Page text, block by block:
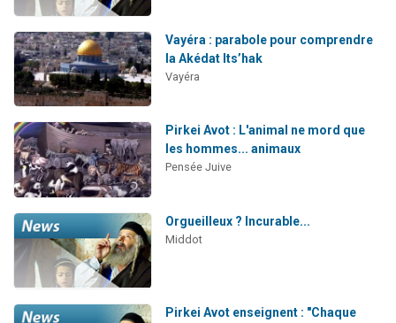
Vayéra : parabole pour comprendre
la Akédat Its’hak
Vayéra
Pirkei Avot : L'animal ne mord que
les hommes... animaux
Pensée Juive
Orgueilleux ? Incurable...
Middot
Pirkei Avot enseignent : "Chaque